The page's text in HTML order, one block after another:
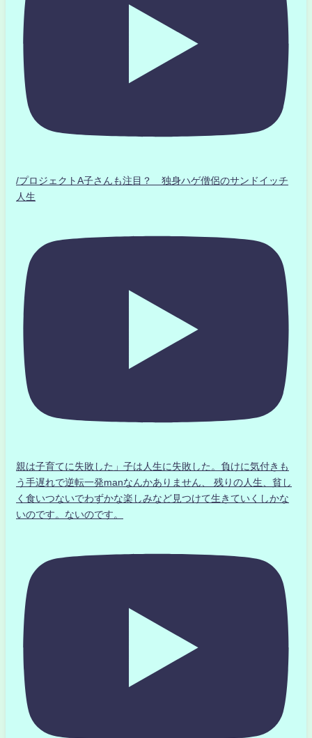
/プロジェクトA子さんも注目？ 独身ハゲ僧侶のサンドイッチ
人生
親は子育てに失敗した」子は人生に失敗した。負けに気付きも
う手遅れで逆転一発manなんかありません、 残りの人生、貧し
く食いつないでわずかな楽しみなど見つけて生きていくしかな
いのです。ないのです。